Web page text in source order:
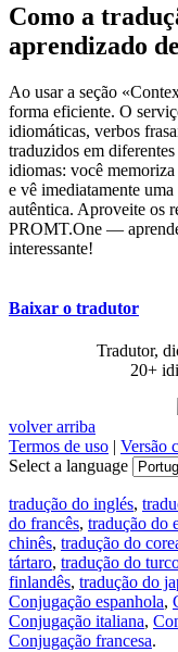
Como a
aprendizado
Ao usar a seção
forma eficiente. O
idiomáticas, verbos
traduzidos em
idiomas: você
e vê imediatamente
autêntica. Aproveite os
PROMT.One —
interessante!
Baixar o tradutor
Tradutor,
20+
volver arriba
Termos de uso | Versão
Select a language
tradução do inglés,
do francês, tradução do
chinês, tradução do
tártaro, tradução do
finlandês, tradução do
Conjugação espanhola,
Conjugação italiana,
Conjugação francesa.